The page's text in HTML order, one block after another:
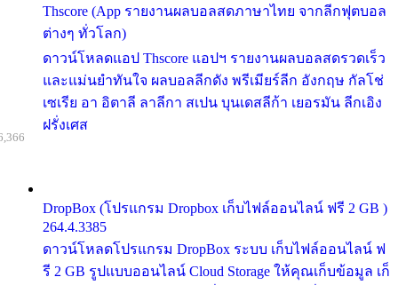
Thscore (App รายงานผลบอลสดภาษาไทย จากลีกฟุตบอล
ต่างๆ ทั่วโลก)
ดาวน์โหลดแอป Thscore แอปฯ รายงานผลบอลสดรวดเร็ว
และแม่นยำทันใจ ผลบอลลีกดัง พรีเมียร์ลีก อังกฤษ กัลโช่
เซเรีย อา อิตาลี ลาลีกา สเปน บุนเดสลีก้า เยอรมัน ลีกเอิง
ฝรั่งเศส
DropBox (โปรแกรม Dropbox เก็บไฟล์ออนไลน์ ฟรี 2 GB )
264.4.3385
ดาวน์โหลดโปรแกรม DropBox ระบบ เก็บไฟล์ออนไลน์ ฟ
รี 2 GB รูปแบบออนไลน์ Cloud Storage ให้คุณเก็บข้อมูล เก็